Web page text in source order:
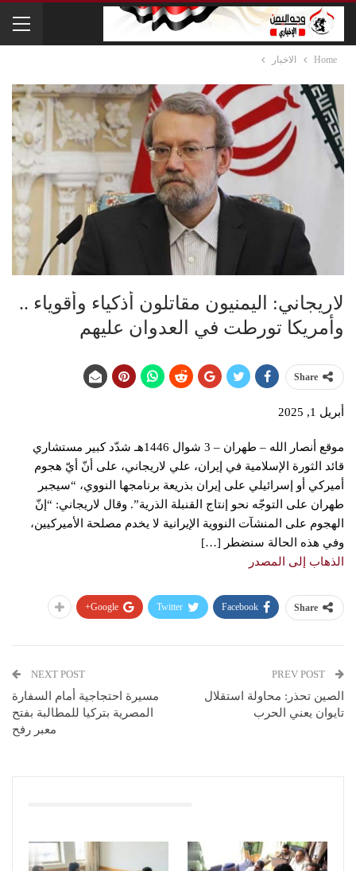
Home الاخبار
لاريجاني: اليمنيون مقاتلون أذكياء وأقوياء ..
وأمريكا تورطت في العدوان عليهم
Share
أبريل 1, 2025
موقع أنصار الله – طهران – 3 شوال 1446هـ شدّد كبير مستشاري
قائد الثورة الإسلامية في إيران، علي لاريجاني، على أنّ أيّ هجوم
أميركي أو إسرائيلي على إيران بذريعة برنامجها النووي، “سيجبر
طهران على التوجّه نحو إنتاج القنبلة الذرية”. وقال لاريجاني: “إنّ
الهجوم على المنشآت النووية الإيرانية لا يخدم مصلحة الأميركيين،
وفي هذه الحالة سنضطر […]
الذهاب إلى المصدر
Share
Facebook
Twitter
Google+
الصين تحذر: محاولة استقلال
تايوان يعني الحرب
NEXT POST
مسيرة احتجاجية أمام السفارة
المصرية بتركيا للمطالبة بفتح
معبر رفح